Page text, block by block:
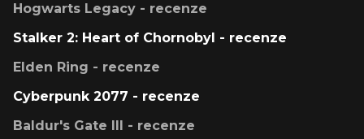
Hogwarts Legacy - recenze
Stalker 2: Heart of Chornobyl - recenze
Elden Ring - recenze
Cyberpunk 2077 - recenze
Baldur's Gate III - recenze